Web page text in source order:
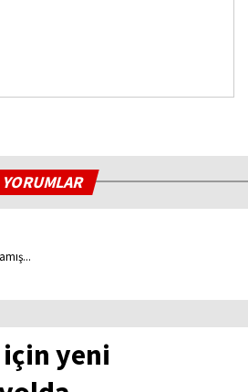
YORUMLAR
yeni